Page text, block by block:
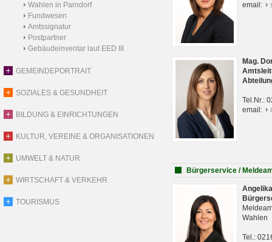
Wahlen in Parndorf
Fundwesen
Amtssignatur
Postpartner
Gebäudeinventar laut EED III
GEMEINDEPORTRAIT
SOZIALES & GESUNDHEIT
BILDUNG & EINRICHTUNGEN
KULTUR, VEREINE & ORGANISATIONEN
UMWELT & NATUR
WIRTSCHAFT & VERKEHR
TOURISMUS
email:
Mag.
Tel.Nr.:
email:
Bürgerservice /
Wahlen
Tel.: